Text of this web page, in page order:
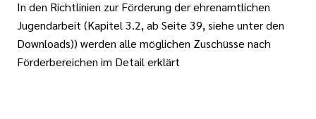
In den Richtlinien zur Förderung der ehrenamtlichen
Jugendarbeit (Kapitel 3.2, ab Seite 39, siehe unter den
Downloads)) werden alle möglichen Zuschüsse nach
Förderbereichen im Detail erklärt